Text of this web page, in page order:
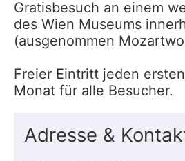
Gratisbesuch an einem
des Wien Museums
(ausgenommen
Freier Eintritt jeden
Monat für alle Besucher.
Adresse &